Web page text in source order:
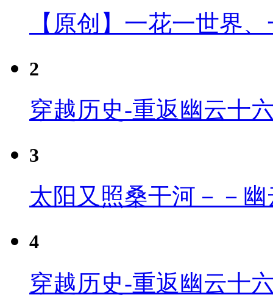
【原创】一花一世界
2
穿越历史-重返幽云十
3
太阳又照桑干河－－
4
穿越历史-重返幽云十